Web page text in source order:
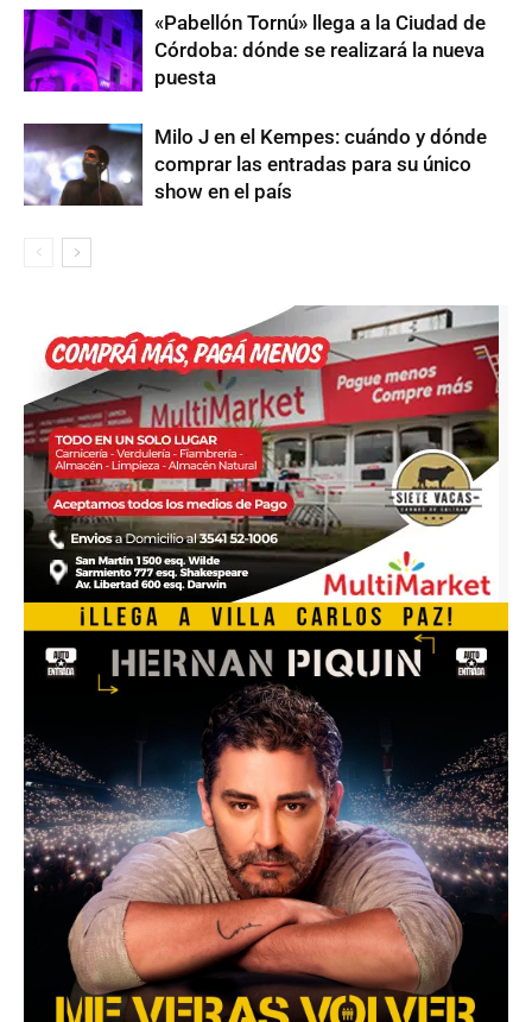
«Pabellón Tornú» llega a la Ciudad de
Córdoba: dónde se realizará la nueva
puesta
Milo J en el Kempes: cuándo y dónde
comprar las entradas para su único
show en el país